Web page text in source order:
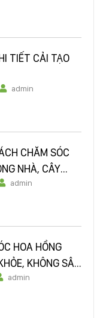
TIẾT CẢI TẠO
admin
CHĂM SÓC
NHÀ, CÂY
admin
HOA HỒNG
KHÔNG SÂU
admin